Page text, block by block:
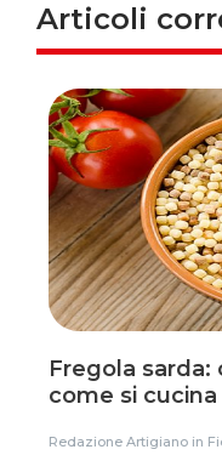
Articoli
Fregola sarda:
come si cucina
Redazione Artigiano in